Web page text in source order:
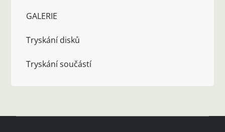
GALERIE
Tryskání disků
Tryskání součástí